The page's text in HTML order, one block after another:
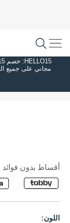
أقساط بدون فوائد
اللون: